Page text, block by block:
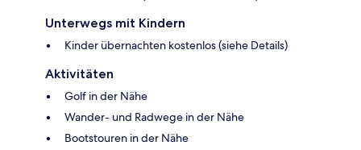
Unterwegs mit Kindern
Kinder übernachten kostenlos (siehe Details)
Aktivitäten
Golf in der Nähe
Wander- und Radwege in der Nähe
Bootstouren in der Nähe